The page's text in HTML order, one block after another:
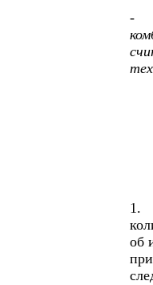
1.
об